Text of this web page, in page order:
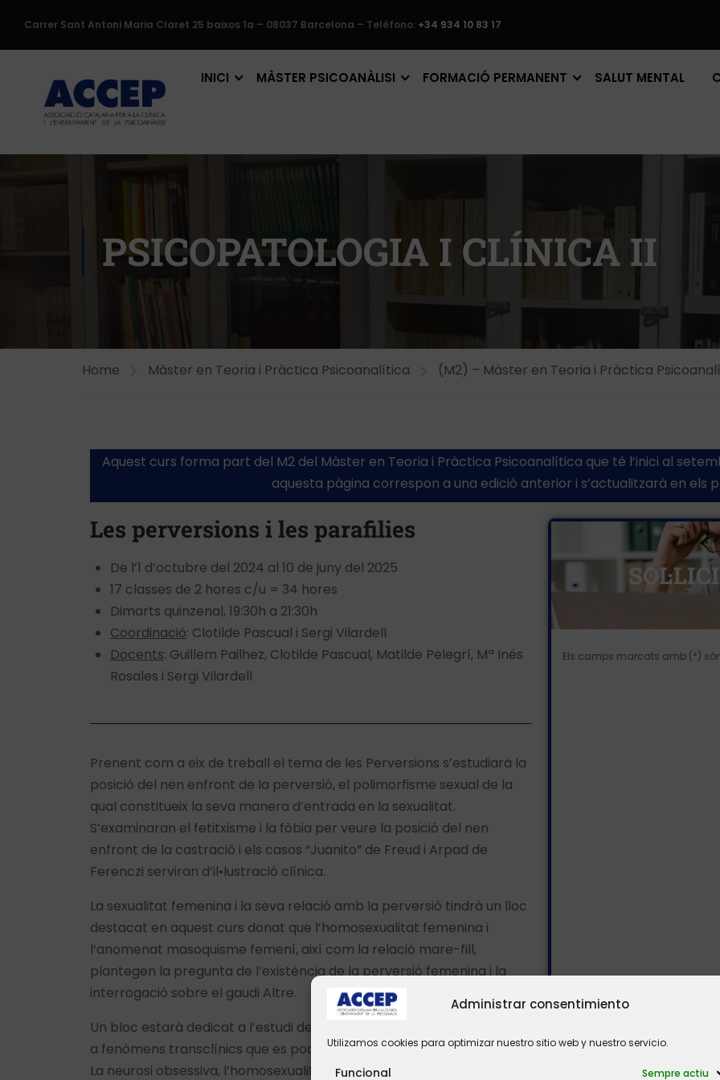
Administrar consentimiento
Utilizamos cookies para optimizar nuestro sitio web y nuestro servicio.
Funcional Sempre actiu
Carrer Sant Antoni Maria Claret 25 baixos 1a – 08037 Barcelona – Teléfono: +34 934 10 83 17
INICI MÀSTER PSICOANÀLISI FORMACIÓ PERMANENT SALUT MENTAL
PSICOPATOLOGIA I CLÍNICA II
Home Màster en Teoria i Pràctica Psicoanalítica (M2) – Màster en Teoria i Pràctica
Aquest curs forma part del M2 del Màster en Teoria i Pràctica Psicoanalítica que té l’inici al
aquesta pàgina correspon a una edició anterior i s’actualitzarà en els
Les perversions i les parafilies
De l’1 d’octubre del 2024 al 10 de juny del 2025
17 classes de 2 hores c/u = 34 hores
Dimarts quinzenal, 19:30h a 21:30h
Coordinació: Clotilde Pascual i Sergi Vilardell
Docents: Guillem Pailhez, Clotilde Pascual, Matilde Pelegrí, Mª Inés
Rosales i Sergi Vilardell
Prenent com a eix de treball el tema de les Perversions s’estudiarà la
posició del nen enfront de la perversió, el polimorfisme sexual de la
qual constitueix la seva manera d’entrada en la sexualitat.
S’examinaran el fetitxisme i la fòbia per veure la posició del nen
enfront de la castració i els casos “Juanito” de Freud i Arpad de
Ferenczi serviran d’il•lustració clínica.
La sexualitat femenina i la seva relació amb la perversió tindrà un lloc
destacat en aquest curs donat que l’homosexualitat femenina i
l’anomenat masoquisme femení, així com la relació mare-fill,
plantegen la pregunta de l’existència de la perversió femenina i la
interrogació sobre el gaudi Altre.
Un bloc estarà dedicat a l’estudi dels trets de perversió entesos com
a fenòmens transclínics que es poden trobar en diverses estructures.
La neurosi obsessiva, l’homosexualitat de Schreber, i l’anàlisi d’un cas
Els camps marcats amb (*)